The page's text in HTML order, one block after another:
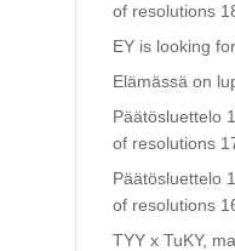
of resolutions
EY is looking
Elämässä on
Päätösluettelo
of resolutions
Päätösluettelo
of resolutions
TYY x TuKY,